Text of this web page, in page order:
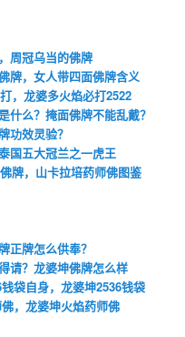
周冠乌当的佛牌
牌，女人带四面佛牌含义
，龙婆多火焰必打2522
什么？掩面佛牌不能乱戴？
功效灵验？
国五大冠兰之一虎王
牌，山卡拉培药师佛图鉴
正牌怎么供奉？
请？龙婆坤佛牌怎么样
袋自身，龙婆坤2536钱袋
，龙婆坤火焰药师佛